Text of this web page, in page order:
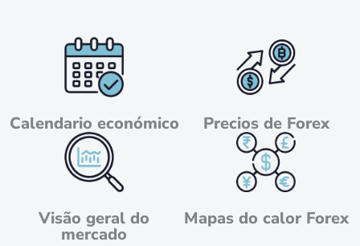
Calendario económico Precios de Forex
Visão geral do
mercado
Mapas do calor Forex